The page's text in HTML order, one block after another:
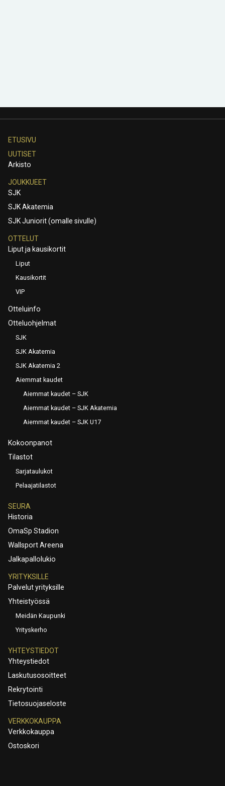
ETUSIVU
UUTISET
Arkisto
JOUKKUEET
SJK
SJK Akatemia
SJK Juniorit (omalle sivulle)
OTTELUT
Liput ja kausikortit
Liput
Kausikortit
VIP
Otteluinfo
Otteluohjelmat
SJK
SJK Akatemia
SJK Akatemia 2
Aiemmat kaudet
Aiemmat kaudet – SJK
Aiemmat kaudet – SJK Akatemia
Aiemmat kaudet – SJK U17
Kokoonpanot
Tilastot
Sarjataulukot
Pelaajatilastot
SEURA
Historia
OmaSp Stadion
Wallsport Areena
Jalkapallolukio
YRITYKSILLE
Palvelut yrityksille
Yhteistyössä
Meidän Kaupunki
Yrityskerho
YHTEYSTIEDOT
Yhteystiedot
Laskutusosoitteet
Rekrytointi
Tietosuojaseloste
VERKKOKAUPPA
Verkkokauppa
Ostoskori